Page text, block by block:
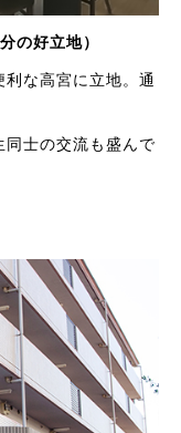
の好立地）
な高宮に立地。通
士の交流も盛んで